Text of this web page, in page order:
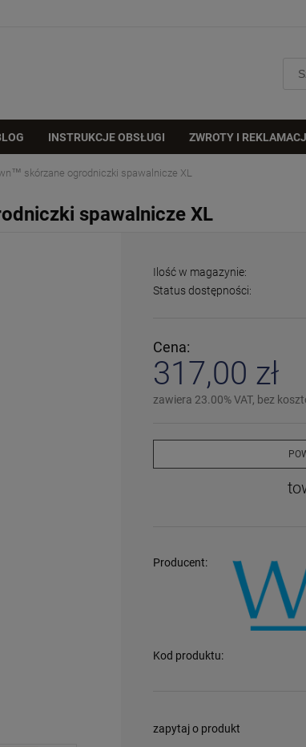
INSTRUKCJE OBSŁUGI ZWROTY I
skórzane ogrodniczki spawalnicze XL
spawalnicze XL
Ilość w magazynie:
Status dostępności:
Cena:
317,00 zł
zawiera 23.00% VAT, bez
Producent:
Kod produktu:
zapytaj o produkt